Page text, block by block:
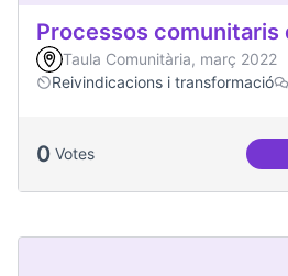
Processos comunitaris
Taula Comunitària, març 2022
Reivindicacions i transformació
0 Votes